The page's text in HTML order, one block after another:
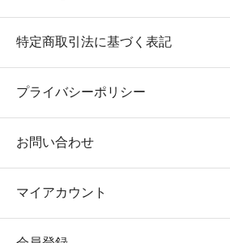
特定商取引法に基づく表記
プライバシーポリシー
お問い合わせ
マイアカウント